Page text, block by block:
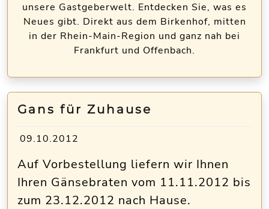
unsere Gastgeberwelt. Entdecken Sie, was es
Neues gibt. Direkt aus dem Birkenhof, mitten
in der Rhein-Main-Region und ganz nah bei
Frankfurt und Offenbach.
Gans für Zuhause
09.10.2012
Auf Vorbestellung liefern wir Ihnen
Ihren Gänsebraten vom 11.11.2012 bis
zum 23.12.2012 nach Hause.